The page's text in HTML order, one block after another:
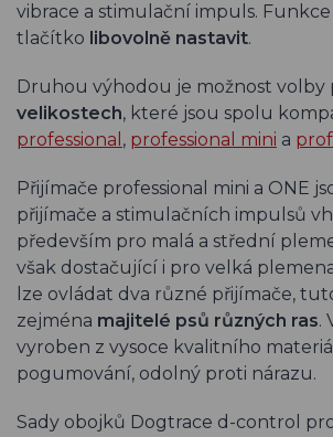
vibrace a stimulační impuls.
tlačítko libovolně nastavit.
Druhou výhodou je možnost volby
velikostech, které jsou spolu
professional , professional mini a
Přijímače professional mini a ONE
přijímače a stimulačních impulsů
především pro malá a střední
však dostačující i pro velká
lze ovládat dva různé přijímače,
zejména majitelé psů různých ras.
vyroben z vysoce kvalitního
pogumování, odolný proti nárazu.
Sady obojků Dogtrace d-control